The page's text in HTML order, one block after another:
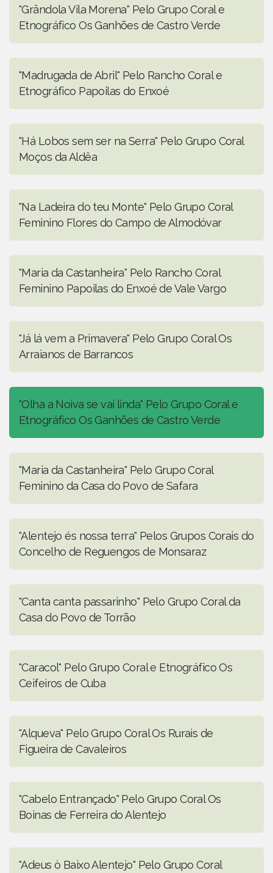
"Grândola Vila Morena" Pelo Grupo Coral e
Etnográfico Os Ganhões de Castro Verde
"Madrugada de Abril" Pelo Rancho Coral e
Etnográfico Papoilas do Enxoé
"Há Lobos sem ser na Serra" Pelo Grupo Coral
Moços da Aldêa
"Na Ladeira do teu Monte" Pelo Grupo Coral
Feminino Flores do Campo de Almodóvar
"Maria da Castanheira" Pelo Rancho Coral
Feminino Papoilas do Enxoé de Vale Vargo
"Já lá vem a Primavera" Pelo Grupo Coral Os
Arraianos de Barrancos
"Olha a Noiva se vai linda" Pelo Grupo Coral e
Etnográfico Os Ganhões de Castro Verde
"Maria da Castanheira" Pelo Grupo Coral
Feminino da Casa do Povo de Safara
"Alentejo és nossa terra" Pelos Grupos Corais do
Concelho de Reguengos de Monsaraz
"Canta canta passarinho" Pelo Grupo Coral da
Casa do Povo de Torrão
"Caracol" Pelo Grupo Coral e Etnográfico Os
Ceifeiros de Cuba
"Alqueva" Pelo Grupo Coral Os Rurais de
Figueira de Cavaleiros
"Cabelo Entrançado" Pelo Grupo Coral Os
Boinas de Ferreira do Alentejo
"Adeus ò Baixo Alentejo" Pelo Grupo Coral